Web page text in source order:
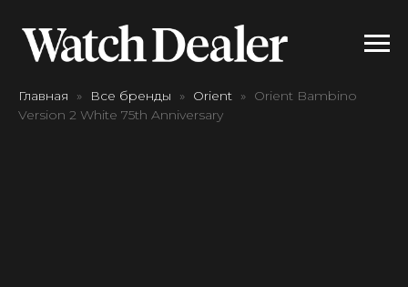
Главная Все бренды Orient
Orient Bambino
Version 2 White 75th Anniversary